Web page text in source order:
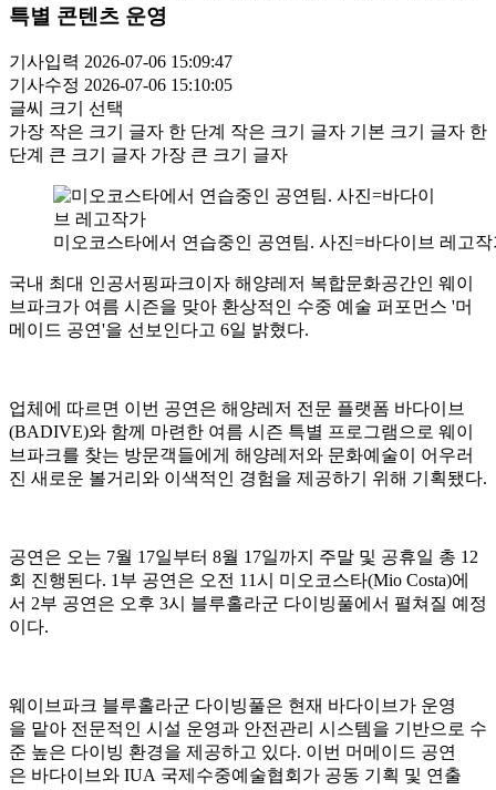
특별 콘텐츠 운영
기사입력 2026-07-06 15:09:47
기사수정 2026-07-06 15:10:05
글씨 크기 선택
가장 작은 크기 글자 한 단계 작은 크기 글자 기본 크기 글자 한
단계 큰 크기 글자 가장 큰 크기 글자
미오코스타에서 연습중인 공연팀. 사진=바다이브 레고작
국내 최대 인공서핑파크이자 해양레저 복합문화공간인 웨이
브파크가 여름 시즌을 맞아 환상적인 수중 예술 퍼포먼스 '머
메이드 공연'을 선보인다고 6일 밝혔다.
업체에 따르면 이번 공연은 해양레저 전문 플랫폼 바다이브
(BADIVE)와 함께 마련한 여름 시즌 특별 프로그램으로 웨이
브파크를 찾는 방문객들에게 해양레저와 문화예술이 어우러
진 새로운 볼거리와 이색적인 경험을 제공하기 위해 기획됐다.
공연은 오는 7월 17일부터 8월 17일까지 주말 및 공휴일 총 12
회 진행된다. 1부 공연은 오전 11시 미오코스타(Mio Costa)에
서 2부 공연은 오후 3시 블루홀라군 다이빙풀에서 펼쳐질 예정
이다.
웨이브파크 블루홀라군 다이빙풀은 현재 바다이브가 운영
을 맡아 전문적인 시설 운영과 안전관리 시스템을 기반으로 수
준 높은 다이빙 환경을 제공하고 있다. 이번 머메이드 공연
은 바다이브와 IUA 국제수중예술협회가 공동 기획 및 연출